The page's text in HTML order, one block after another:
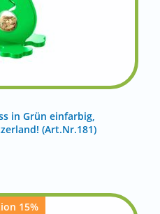
in Grün einfarbig,
(Art.Nr.181)
15%